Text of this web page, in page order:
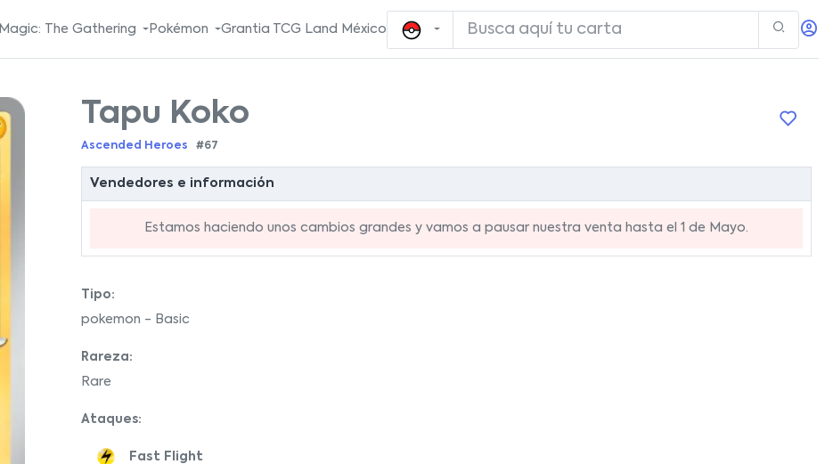
Magic: The Gathering Pokémon Grantia TCG Land México
Tapu Koko
Ascended Heroes #67
Vendedores e información
Estamos haciendo unos cambios grandes y vamos a pausar nuestra venta hasta el 1 de Mayo.
Tipo:
pokemon - Basic
Rareza:
Rare
Ataques:
Fast Flight